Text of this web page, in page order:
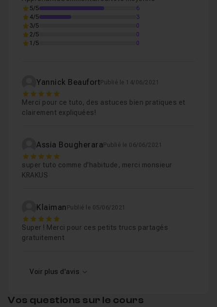
5/5
6
4/5
3
3/5
0
2/5
0
1/5
0
Yannick Beaufort Publié le 14/06/2021
5
Merci pour ce tuto, des astuces bien pratiques et
clairement expliquées!
Assia Bougherara Publié le 06/06/2021
5
super tuto comme d'habitude, merci monsieur
KRAKUS
Klaiman Publié le 05/06/2021
5
Super ! Merci pour ces petits trucs partagés
gratuitement
Voir plus d'avis
Vos questions sur le cours